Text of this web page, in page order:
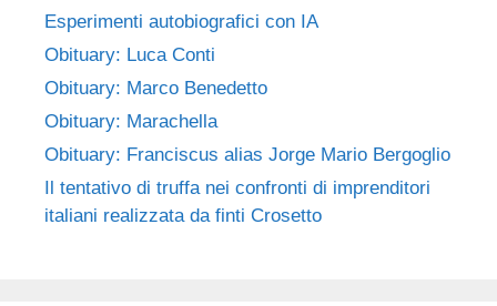
Esperimenti autobiografici con IA
Obituary: Luca Conti
Obituary: Marco Benedetto
Obituary: Marachella
Obituary: Franciscus alias Jorge Mario Bergoglio
Il tentativo di truffa nei confronti di imprenditori
italiani realizzata da finti Crosetto